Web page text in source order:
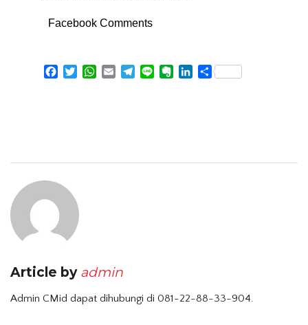
Facebook Comments
FacebookTwitterWhatsApp
Email Telegram
Line Evernote
LinkedIn
Share
Article by admin
Admin CMid dapat dihubungi di 081-22-88-33-904.